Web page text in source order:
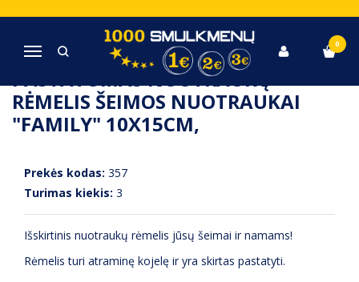
Navigacija
0
Pagrindinis
Rėmeliai , paveikslai, veidrodžiai
Pastatomas nuotraukų rėmelis šeimos nuotraukai "FAMILY" 10x15cm,
PASTATOMAS NUOTRAUKŲ
RĖMELIS ŠEIMOS NUOTRAUKAI
"FAMILY" 10X15CM,
Prekės kodas: 357
Turimas kiekis: 3
Išskirtinis nuotraukų rėmelis jūsų šeimai ir namams!
Rėmelis turi atraminę kojelę ir yra skirtas pastatyti.